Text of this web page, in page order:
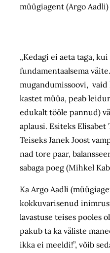
müügiagent (Argo
„Kedagi ei aeta taga,
fundamentaalsema
mugandumissoovi, vaid
kastet müüa, peab
edukalt tööle pannud)
aplausi. Esiteks
Teiseks Janek Joost
nad tore paar,
sabaga poeg (Mihkel
Ka Argo Aadli
kokkuvarisenud
lavastuse teises pooles
pakub ta ka väliste
ikka ei meeldi!”, võib